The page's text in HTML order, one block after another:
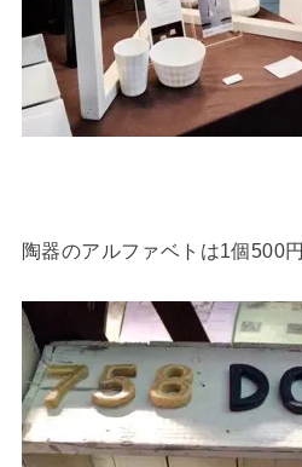
陶器のアルファベトは1個500円